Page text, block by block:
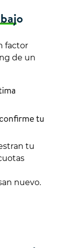
factor
de un
tu
tu
nuevo.